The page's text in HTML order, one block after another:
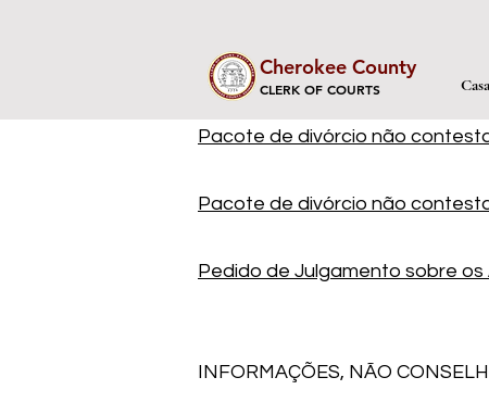
Cherokee County
CLERK OF COURTS Casa
Pacote de divórcio não
Pacote de divórcio não
Pedido de Julgamento sobre os
INFORMAÇÕES, NÃO